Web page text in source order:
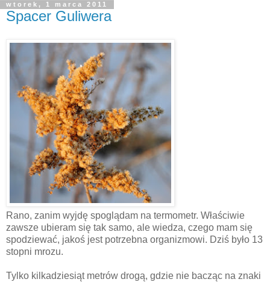
wtorek, 1 marca 2011
Spacer Guliwera
Rano, zanim wyjdę spoglądam na termometr. Właściwie
zawsze ubieram się tak samo, ale wiedza, czego mam się
spodziewać, jakoś jest potrzebna organizmowi. Dziś było 13
stopni mrozu.
Tylko kilkadziesiąt metrów drogą, gdzie nie bacząc na znaki